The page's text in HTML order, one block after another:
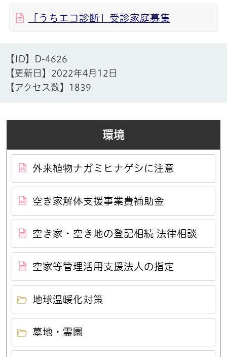
「うちエコ診断」受診家庭募集
【ID】
D-4626
【更新日】 2022年4月12日
【アクセス数】
1839
環境
外来植物ナガミヒナゲシに注意
空き家解体支援事業費補助金
空き家・空き地の登記相続 法律相談
空家等管理活用支援法人の指定
地球温暖化対策
墓地・霊園